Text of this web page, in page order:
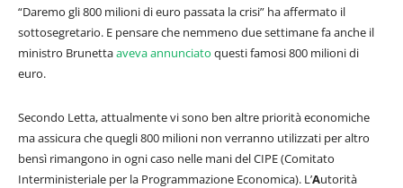
“Daremo gli 800 milioni di euro passata la crisi” ha affermato il
sottosegretario. E pensare che nemmeno due settimane fa anche il
ministro Brunettaaveva annunciato questi famosi 800 milioni di
euro.
Secondo Letta, attualmente vi sono ben altre priorità economiche
ma assicura che quegli 800 milioni non verranno utilizzati per altro
bensì rimangono in ogni caso nelle mani del CIPE (Comitato
Interministeriale per la Programmazione Economica). L’Autorità